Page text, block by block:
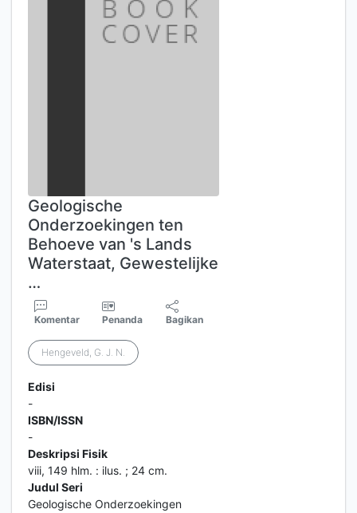
Geologische
Onderzoekingen ten
Behoeve van 's Lands
Waterstaat, Gewestelijke
…
Komentar Penanda Bagikan
Hengeveld, G. J. N.
Edisi
-
ISBN/ISSN
-
Deskripsi Fisik
viii, 149 hlm. : ilus. ; 24 cm.
Judul Seri
Geologische Onderzoekingen